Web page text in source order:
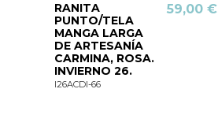
RANITA
PUNTO/TELA
MANGA LARGA
DE ARTESANÍA
CARMINA, ROSA.
INVIERNO 26.
I26ACDI-66
59,00 €